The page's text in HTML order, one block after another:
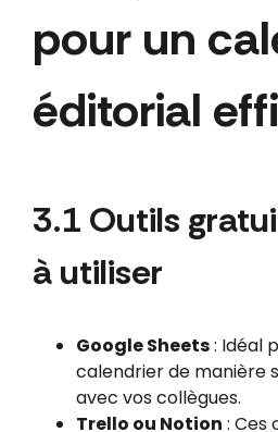
pour un
éditorial
3.1 Outils
à utiliser
Google Sheets: Idéal
calendrier de manière
avec vos collègues.
Trello ou Notion : Ces